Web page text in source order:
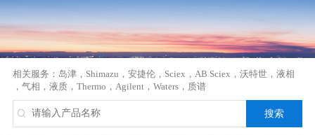
相关服务： 岛津， Shimazu ， 安捷伦， Sciex ， AB Sciex ， 沃特世， 液相
， 气相 ， 液质， Thermo ， Agilent ， Waters， 质谱